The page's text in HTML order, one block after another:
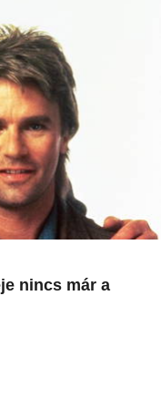
nincs már a